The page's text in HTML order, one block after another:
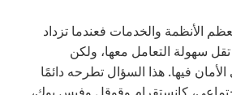
الأنظمة والخدمات فعندما تزداد
سهولة التعامل معها، ولكن
فيها. هذا السؤال تطرحه دائمًا